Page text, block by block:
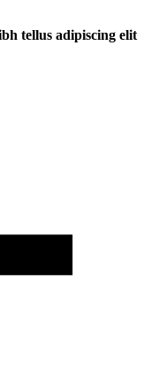
tellus adipiscing elit